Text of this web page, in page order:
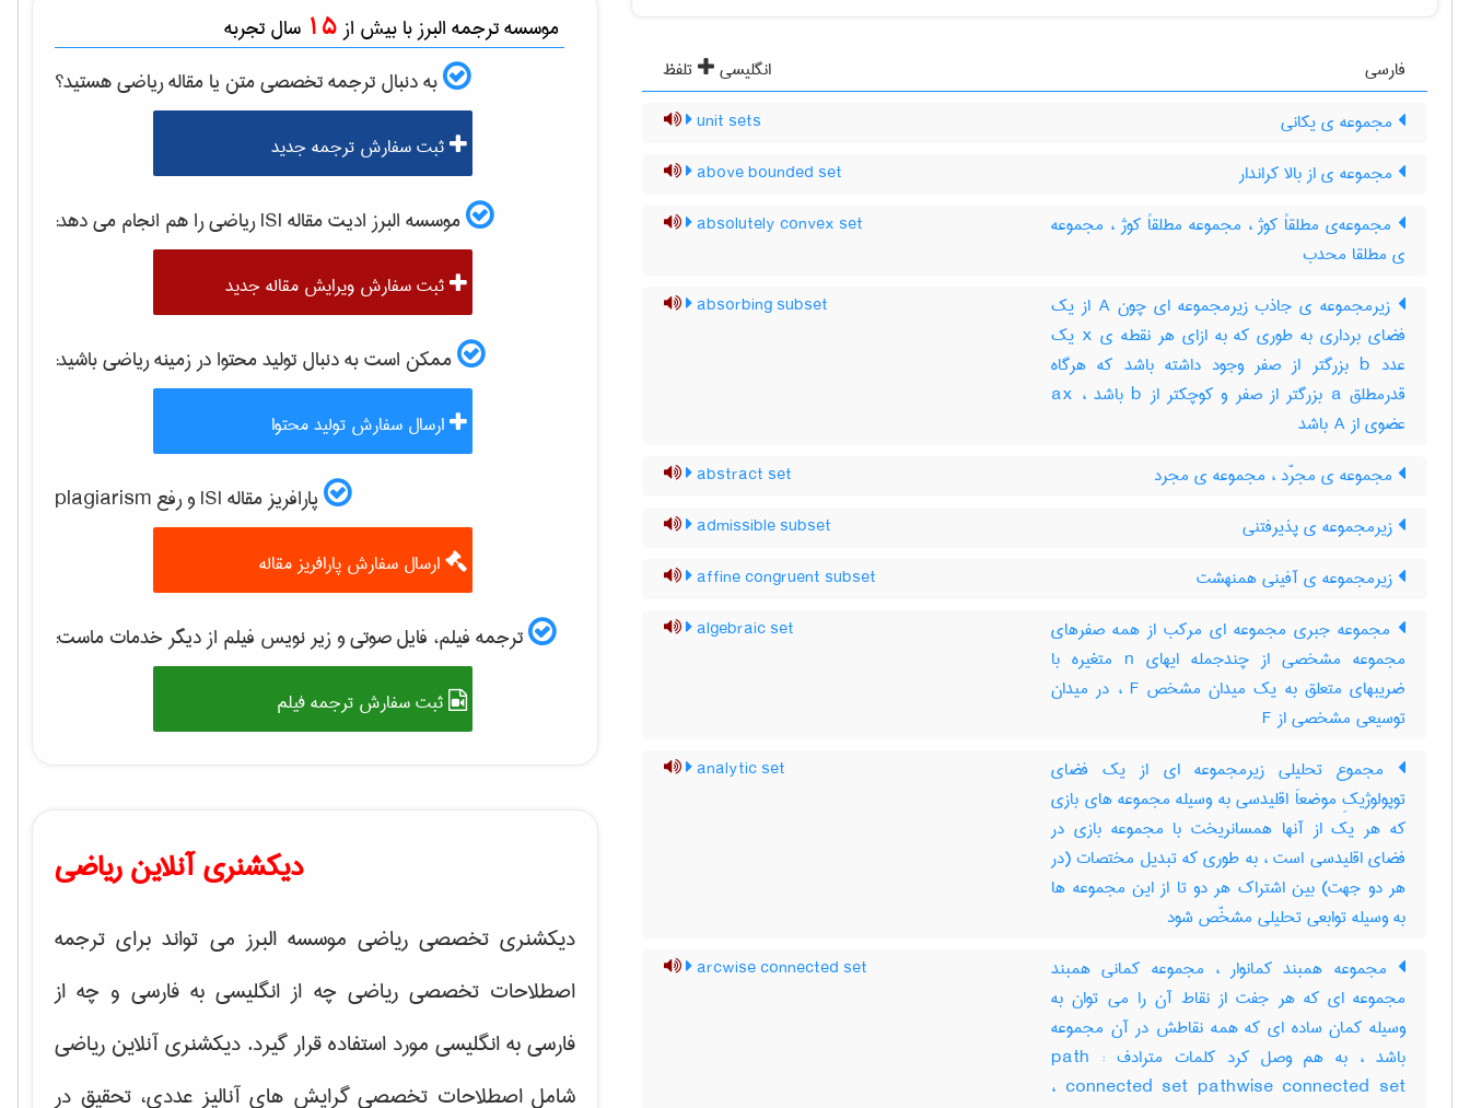
فارسی انگلیسی
تلفظ
مجموعه ی یکانی
unit sets
مجموعه ی از بالا کراندار above bounded set
مجموعه‌ی مطلقاً کوژ ، مجموعه مطلقاً کوژ ، مجموعه
ی مطلقا محدب
absolutely convex set
زیرمجموعه ی جاذب زیرمجموعه ای چون A از یک
فضای برداری به طوری که به ازای هر نقطه ی x یک
عدد b بزرگتر از صفر وجود داشته باشد که هرگاه
قدرمطلق a بزرگتر از صفر و کوچکتر از b باشد ، ax
عضوی از A باشد
absorbing subset
مجموعه ی مجرّد ، مجموعه ی مجرد abstract set
زیرمجموعه ی پذیرفتنی admissible subset
زیرمجموعه ی آفینی همنهشت affine congruent subset
مجموعه جبری مجموعه ای مرکب از همه صفرهای
مجموعه مشخصی از چندجمله ایهای n متغیره با
ضریبهای متعلق به یک میدان مشخص F ، در میدان
توسیعی مشخصی از F
algebraic set
مجموع تحلیلی زیرمجموعه ای از یک فضای
توپولوژیکِ موضعاَ اقلیدسی به وسیله مجموعه های بازی
که هر یک از آنها همسانریخت با مجموعه بازی در
فضای اقلیدسی است ، به طوری که تبدیل مختصات (در
هر دو جهت) بین اشتراک هر دو تا از این مجموعه ها
به وسیله توابعی تحلیلی مشخّص شود
analytic set
مجموعه همبند کمانوار ، مجموعه کمانی همبند
مجموعه ای که هر جفت از نقاط آن را می توان به
وسیله کمان ساده ای که همه نقاطش در آن مجموعه
باشد ، به هم وصل کرد کلمات مترادف : path
connected set pathwise connected set ،
arcwise connected set
موسسه ترجمه البرز با بیش از 15 سال تجربه
به دنبال ترجمه تخصصی متن یا مقالهرياضیهستید؟
ثبت سفارش ترجمه جدید
موسسه البرز ادیت مقاله ISI رياضیرا هم انجام می دهد:
ثبت سفارش ویرایش مقاله جدید
ممکن است به دنبال تولید محتوا در زمینهرياضیباشید:
ارسال سفارش تولید محتوا
پارافریز مقاله ISI و رفع plagiarism
ارسال سفارش پارافریز مقاله
ترجمه فیلم، فایل صوتی و زیر نویس فیلم از دیگر خدمات ماست:
ثبت سفارش ترجمه فیلم
دیکشنری آنلاین ریاضی
دیکشنری تخصصی ریاضی موسسه البرز می تواند برای ترجمه
اصطلاحات تخصصی ریاضی چه از انگلیسی به فارسی و چه از
فارسی به انگلیسی مورد استفاده قرار گیرد. دیکشنری آنلاین ریاضی
شامل اصطلاحات تخصصی گرایش هایآنالیز عددی، تحقیق در